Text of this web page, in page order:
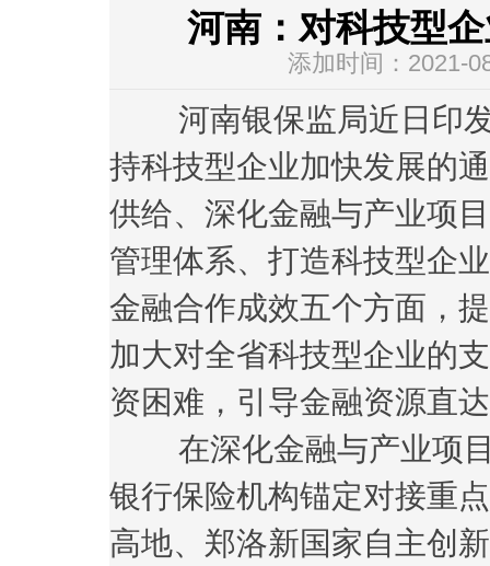
河南：对科技型
添加时间：2021-
河南银保监局近日印发
持科技型企业加快发展的
供给、深化金融与产业项
管理体系、打造科技型企
金融合作成效五个方面，
加大对全省科技型企业的
资困难，引导金融资源直
在深化金融与产业项目
银行保险机构锚定对接重
高地、郑洛新国家自主创